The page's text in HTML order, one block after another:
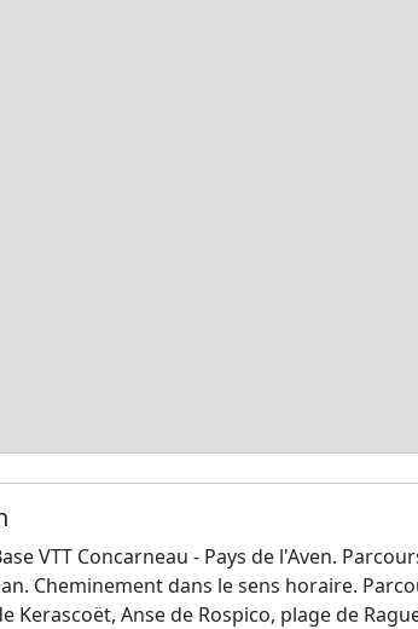
VTT Concarneau - Pays de l'Aven.
Cheminement dans le sens horaire.
Kerascoët, Anse de Rospico, plage de